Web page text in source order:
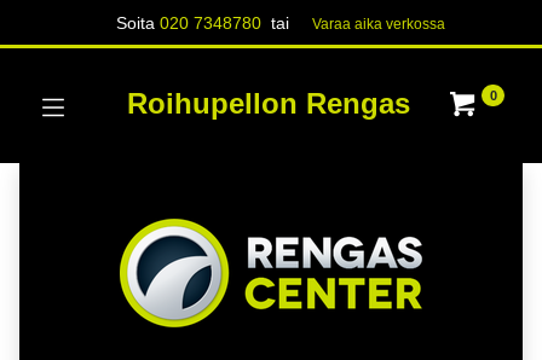
Soita020 7348780 tai Varaa aika verk​​​​ossa
Roihupellon Rengas 0